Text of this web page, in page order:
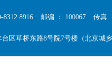
8312 8916 邮编 ： 100067 传真
区草桥东路8号院7号楼（北京城